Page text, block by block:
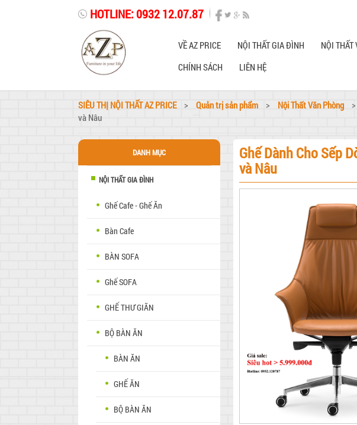
HOTLINE: 0932 12.07.87
VỀ AZ PRICE NỘI THẤT GIA ĐÌNH NỘI THẤT
CHÍNH SÁCH
LIÊN HỆ
SIÊU THỊ NỘI THẤT AZ PRICE > Quản trị sản phẩm > Nội Thất Văn Phòng >
và Nâu
DANH MỤC
NỘI THẤT GIA ĐÌNH
Ghế Cafe - Ghế Ăn
Bàn Cafe
BÀN SOFA
Ghế SOFA
GHẾ THƯ GIÃN
BỘ BÀN ĂN
BÀN ĂN
GHẾ ĂN
BỘ BÀN ĂN
Ghế Dành Cho Sếp
và Nâu